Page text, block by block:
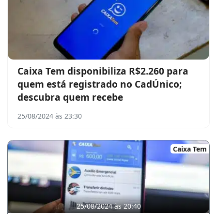
Caixa Tem disponibiliza R$2.260 para
quem está registrado no CadÚnico;
descubra quem recebe
25/08/2024 às 23:30
Caixa Tem
25/08/2024 às 20:40